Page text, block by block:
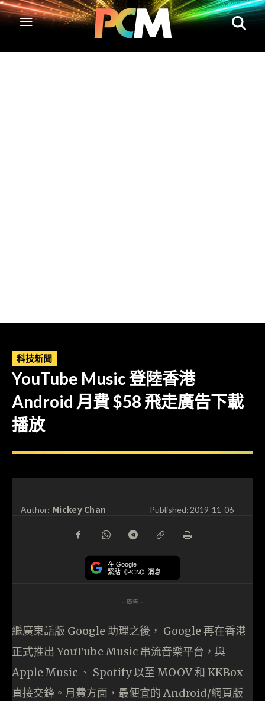
科技新聞
YouTube Music 登陸香港
Android 月費 $58 飛走廣告下載
播放
Author: Mickey Chan Published:2019-11-06
在 Google
緊貼《PCM》消息
- 廣告 -
繼廣東話版 Google 助理之後， Google 再在香港
正式推出 YouTube Music 串流音樂平台，與
Apple Music 、 Spotify 以至 MOOV 和 KKBox
直接交鋒。月費方面，最便宜的 Android/網頁版